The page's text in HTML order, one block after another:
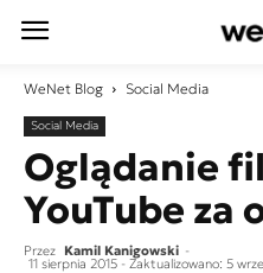
WeNet Blog Social Media
Social Media
Oglądanie
YouTube za
Przez Kamil Kanigowski -
11 sierpnia 2015 - Zaktualizowano: 5